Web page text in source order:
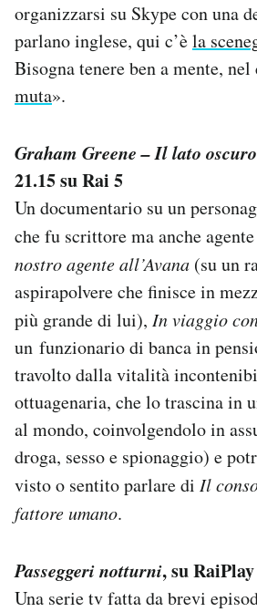
organizzarsi su Skype con una
parlano inglese, qui c’èla
Bisogna tenere ben a mente, nel
muta».
Graham Greene – Il lato
21.15 su Rai 5
Un documentario su un
che fu scrittore ma anche
nostro agente all’Avana (su un
aspirapolvere che finisce in
più grande di lui), In viaggio
un funzionario di banca in
travolto dalla vitalità
ottuagenaria, che lo trascina in
al mondo, coinvolgendolo in
droga, sesso e spionaggio) e
visto o sentito parlare di Il
fattore umano.
Passeggeri notturni, su RaiPlay
Una serie tv fatta da brevi